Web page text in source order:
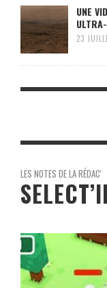
UNE
23
LES NOTES DE LA RÉDAC'